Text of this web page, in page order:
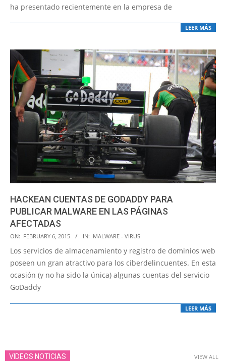
ha presentado recientemente en la empresa de
LEER MÁS
HACKEAN CUENTAS DE GODADDY PARA
PUBLICAR MALWARE EN LAS PÁGINAS
AFECTADAS
2015-
02-
06
ON: FEBRUARY 6, 2015 IN: MALWARE - VIRUS
Los servicios de almacenamiento y registro de dominios web
poseen un gran atractivo para los ciberdelincuentes. En esta
ocasión (y no ha sido la única) algunas cuentas del servicio
GoDaddy
LEER MÁS
VIDEOS NOTICIAS VIEW ALL